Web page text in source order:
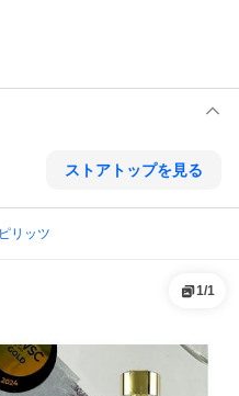
ストアトップを見る
リッツ
1/1